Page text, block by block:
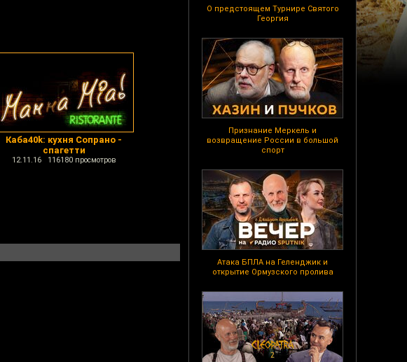
О предстоящем Турнире Святого
Георгия
Признание Меркель и
возвращение России в большой
спорт
Атака БПЛА на Геленджик и
открытие Ормузского пролива
Каба40k: кухня Сопрано -
спагетти
12.11.16 116180 просмотров